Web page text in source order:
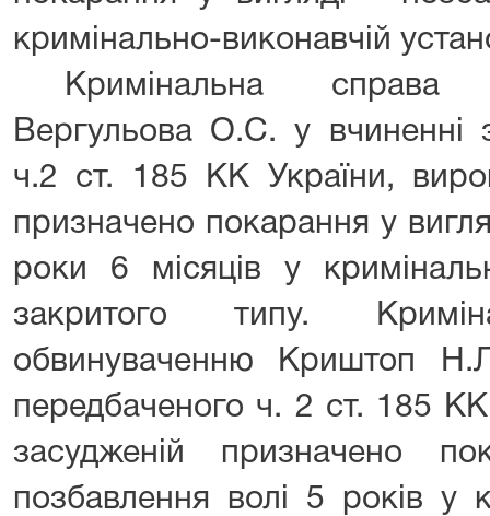
кримінально-виконавчій
Кримінальна
Вергульова О.С. у вчиненні
ч.2 ст. 185 КК України,
призначено покарання у
роки 6 місяців у
закритого типу.
обвинуваченню Криштоп
передбаченого ч. 2 ст. 185
засудженій призначено
позбавлення волі 5 років у